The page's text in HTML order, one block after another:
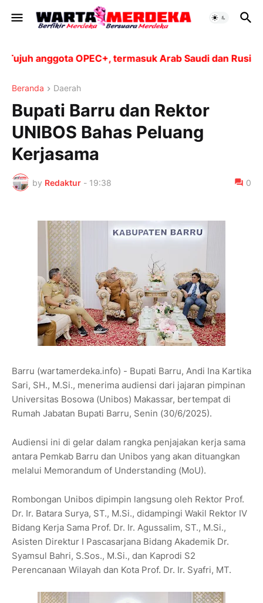
anggota OPEC+, termasuk Arab Saudi dan Rusia,
Beranda Daerah
Bupati Barru dan Rektor
UNIBOS Bahas Peluang
Kerjasama
by Redaktur - 19:38 0
Barru (wartamerdeka.info) - Bupati Barru, Andi Ina Kartika
Sari, SH., M.Si., menerima audiensi dari jajaran pimpinan
Universitas Bosowa (Unibos) Makassar, bertempat di
Rumah Jabatan Bupati Barru, Senin (30/6/2025).
Audiensi ini di gelar dalam rangka penjajakan kerja sama
antara Pemkab Barru dan Unibos yang akan dituangkan
melalui Memorandum of Understanding (MoU).
Rombongan Unibos dipimpin langsung oleh Rektor Prof.
Dr. Ir. Batara Surya, ST., M.Si., didampingi Wakil Rektor IV
Bidang Kerja Sama Prof. Dr. Ir. Agussalim, ST., M.Si.,
Asisten Direktur I Pascasarjana Bidang Akademik Dr.
Syamsul Bahri, S.Sos., M.Si., dan Kaprodi S2
Perencanaan Wilayah dan Kota Prof. Dr. Ir. Syafri, MT.